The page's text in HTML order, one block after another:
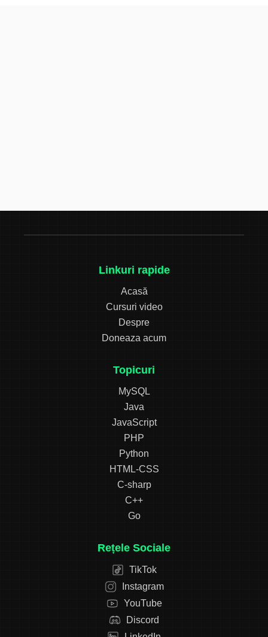
Linkuri rapide
Acasă
Cursuri video
Despre
Doneaza acum
Topicuri
MySQL
Java
JavaScript
PHP
Python
HTML-CSS
C-sharp
C++
Go
Rețele Sociale
TikTok
Instagram
YouTube
Discord